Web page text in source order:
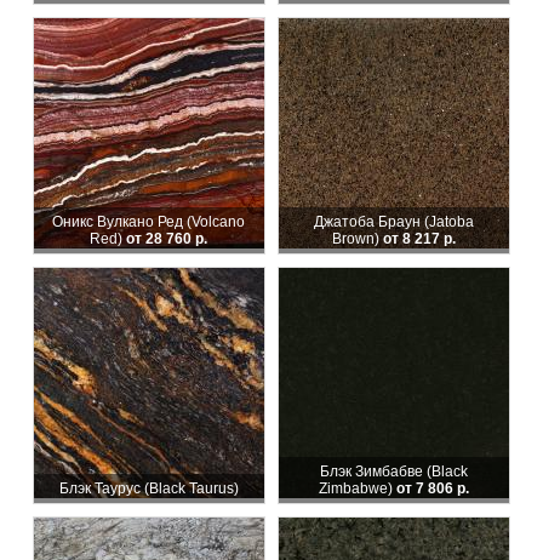
Оникс Вулкано Ред (Volcano
Red)от 28 760 р.
Джатоба Браун (Jatoba
Brown) от 8 217 р.
Блэк Таурус (Black Taurus)
Блэк Зимбабве (Black
Zimbabwe) от 7 806 р.